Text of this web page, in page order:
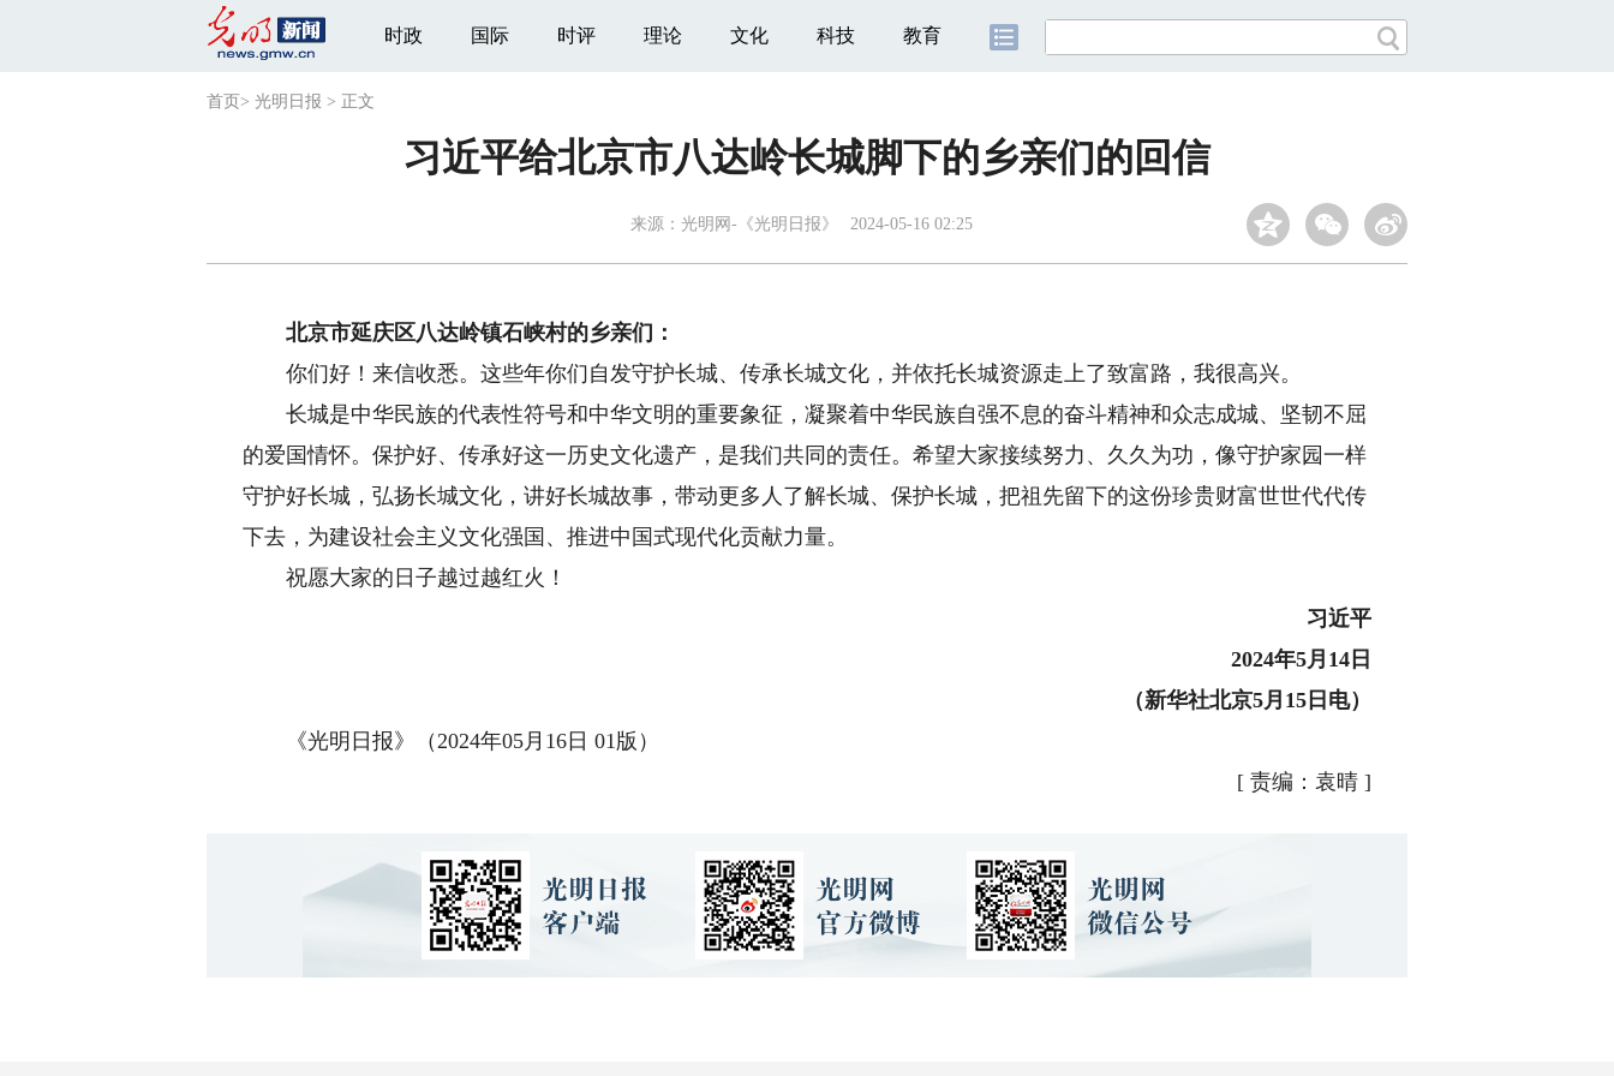
时政 国际 时评 理论 文化 科技 教育
首页 > 光明日报 > 正文
习近平给北京市八达岭长城脚下的乡亲们的回信
来源： 光明网-《光明日报》 2024-05-16 02:25
北京市延庆区八达岭镇石峡村的乡亲们：
你们好！来信收悉。这些年你们自发守护长城、传承长城文化，并依托长城资源走上了致富路，我很高兴。
长城是中华民族的代表性符号和中华文明的重要象征，凝聚着中华民族自强不息的奋斗精神和众志成城、坚韧不屈
的爱国情怀。保护好、传承好这一历史文化遗产，是我们共同的责任。希望大家接续努力、久久为功，像守护家园一样
守护好长城，弘扬长城文化，讲好长城故事，带动更多人了解长城、保护长城，把祖先留下的这份珍贵财富世世代代传
下去，为建设社会主义文化强国、推进中国式现代化贡献力量。
祝愿大家的日子越过越红火！
习近平
2024年5月14日
（新华社北京5月15日电）
《光明日报》（2024年05月16日 01版）
[ 责编：袁晴 ]